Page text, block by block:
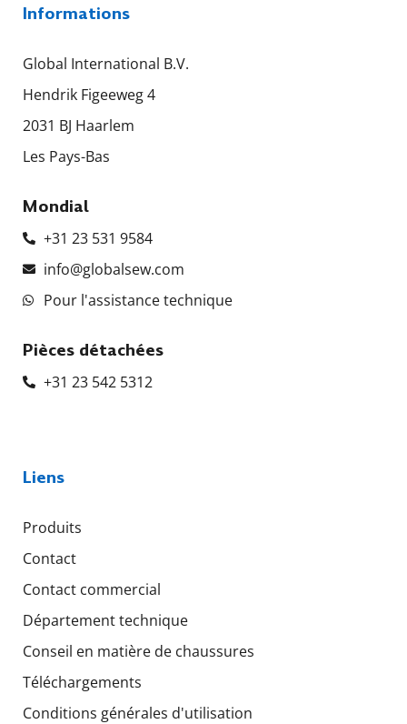
Informations
Global International B.V.
Hendrik Figeeweg 4
2031 BJ Haarlem
Les Pays-Bas
Mondial
+31 23 531 9584
info@globalsew.com
Pour l'assistance technique
Pièces détachées
+31 23 542 5312
Liens
Produits
Contact
Contact commercial
Département technique
Conseil en matière de chaussures
Téléchargements
Conditions générales d'utilisation